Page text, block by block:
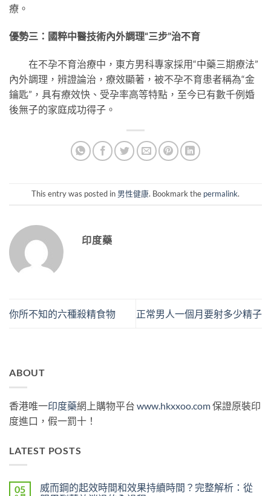
療。
優勢三：國粹中醫技術內外調理“三步”治不育
在不孕不育治療中，東方男科專家採用“中藥三期療法”
內外調理，辨證論治，療效顯著，被不孕不育患者稱為“金
鑰匙”，具有療效快、受孕率高等特點，至今已有數千例婚
後無子的家庭成功得子。
This entry was posted in 男性健康. Bookmark the permalink.
印度藥
你所不知的六種殺精食物 正常男人一個月要射多少精子
ABOUT
香港唯一印度藥網上購物平台 www.hkxxoo.com保證原裝印
度進口，假一罰十！
LATEST POSTS
05
威而鋼的起效時間和效果持續時間？完整解析：從